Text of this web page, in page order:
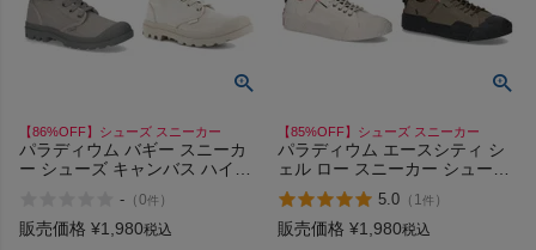
【86%OFF】シューズ スニーカー
パラディウム バギー スニーカ
ー シューズ キャンバス ハイカ
BAGGY 92353 アウトレット セ
ール
- （0件 ）
販売価格 ¥1,980税込
【85%OFF】シューズ スニーカー
パラディウム エースシティ シ
ェル ロー スニーカー シューズ
ローカット カジュアル
PALLADIUM ACE CITY SHELL
LO 79132 アウトレット セール
5.0 （ 1件 ）
販売価格 ¥1,980税込